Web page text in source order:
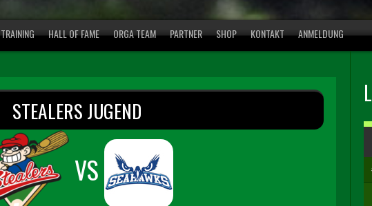
TRAINING HALL OF FAME ORGA TEAM PARTNER SHOP KONTAKT ANMELDUNG
STEALERS JUGEND
VS